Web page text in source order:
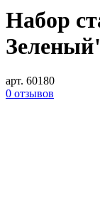
Набор
арт. 60180
0 отзывов